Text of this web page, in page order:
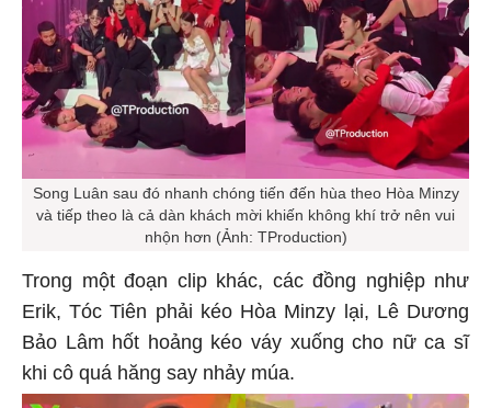
Song Luân sau đó nhanh chóng tiến đến hùa theo Hòa Minzy
và tiếp theo là cả dàn khách mời khiến không khí trở nên vui
nhộn hơn (Ảnh: TProduction)
Trong một đoạn clip khác, các đồng nghiệp như
Erik, Tóc Tiên phải kéo Hòa Minzy lại, Lê Dương
Bảo Lâm hốt hoảng kéo váy xuống cho nữ ca sĩ
khi cô quá hăng say nhảy múa.